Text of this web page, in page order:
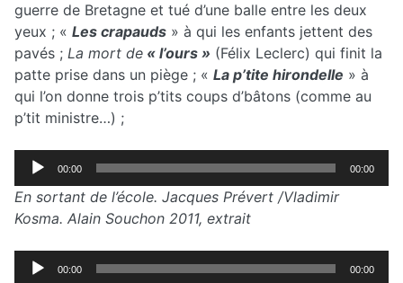
guerre de Bretagne et tué d’une balle entre les deux
yeux ; « Les crapauds » à qui les enfants jettent des
pavés ; La mort de « l’ours » (Félix Leclerc) qui finit la
patte prise dans un piège ; « La p’tite hirondelle » à
qui l’on donne trois p’tits coups d’bâtons (comme au
p’tit ministre…) ;
Lecteur
audio
00:00 00:00
En sortant de l’école. Jacques Prévert /Vladimir
Kosma. Alain Souchon 2011, extrait
Lecteur00:00 00:00